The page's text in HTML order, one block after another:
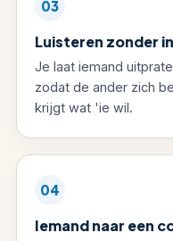
03
Luisteren zonder
Je laat iemand
zodat de ander zich
krijgt wat 'ie wil.
04
Iemand naar een